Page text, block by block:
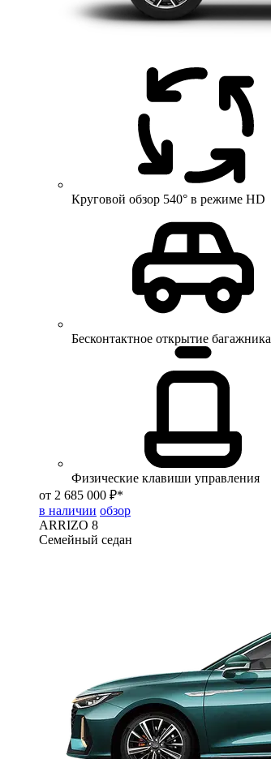
Круговой обзор 540° в режиме HD
Бесконтактное открытие багажника
Физические клавиши управления
от 2 685 000 ₽*
в наличии обзор
ARRIZO 8
Семейный седан